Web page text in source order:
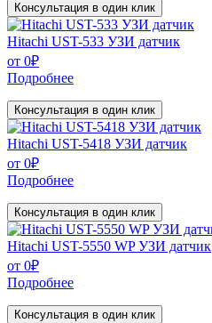
Консультация в один клик
Hitachi UST-533 УЗИ датчик
от 0₽
Подробнее
Консультация в один клик
Hitachi UST-5418 УЗИ датчик
от 0₽
Подробнее
Консультация в один клик
Hitachi UST-5550 WP УЗИ датчик
от 0₽
Подробнее
Консультация в один клик